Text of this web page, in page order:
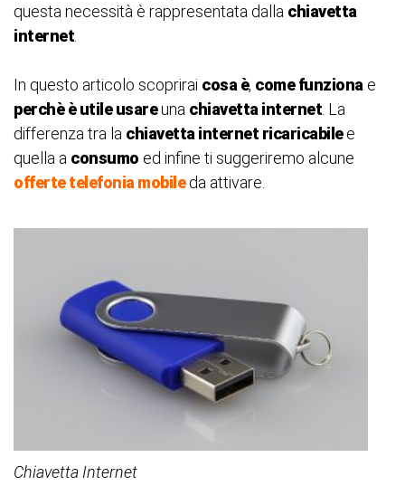
questa necessità è rappresentata dalla chiavetta
internet
In questo articolo scoprirai cosa è, come funziona e
perchè è utile usareuna chiavetta internet . La
differenza tra la chiavetta internet ricaricabilee
quella a consumo ed infine ti suggeriremo alcune
offerte telefonia mobileda attivare.
Chiavetta Internet